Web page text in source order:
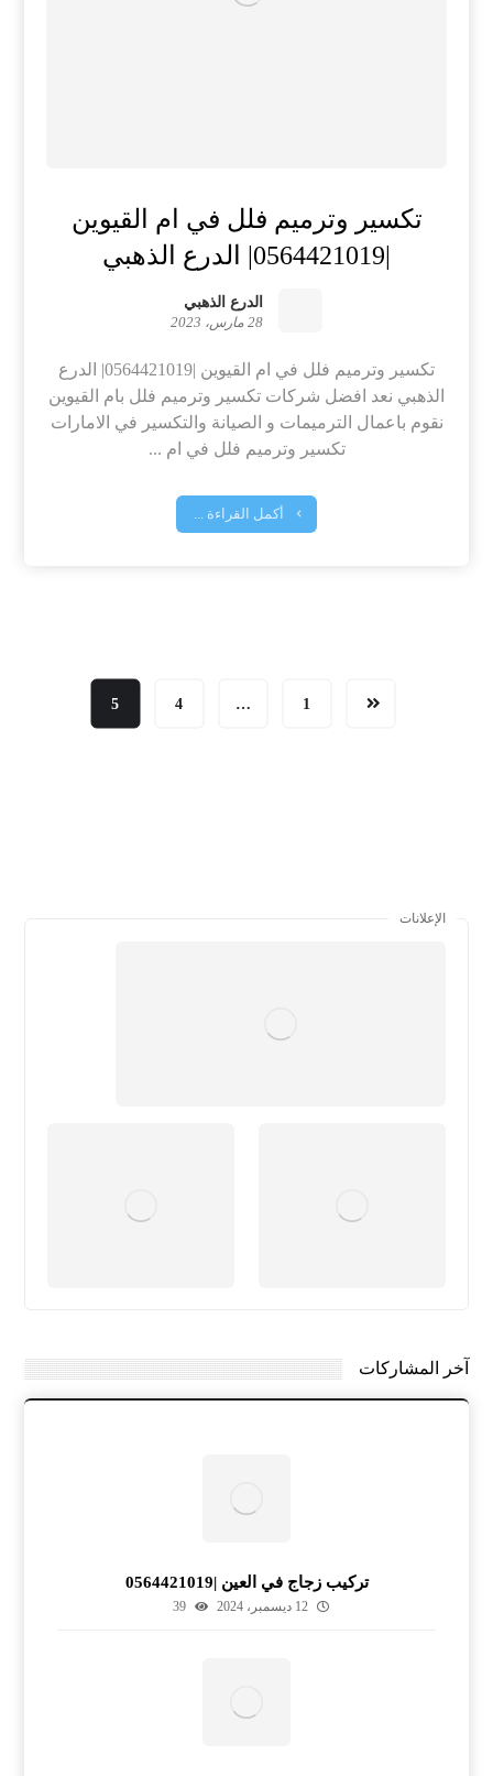
تكسير وترميم فلل في ام القيوين
الدرع الذهبي
28 مارس، 2023
تكسير وترميم فلل في ام القيوين |0564421019| الدرع
الذهبي نعد افضل شركات تكسير وترميم فلل بام القيوين
نقوم باعمال الترميمات و الصيانة والتكسير في الامارات
تكسير وترميم فلل في ام ...
أكمل القراءة ...
1
…
4
5
الإعلانات
آخر المشاركات
تركيب زجاج في العين |0564421019
12 ديسمبر، 2024 39